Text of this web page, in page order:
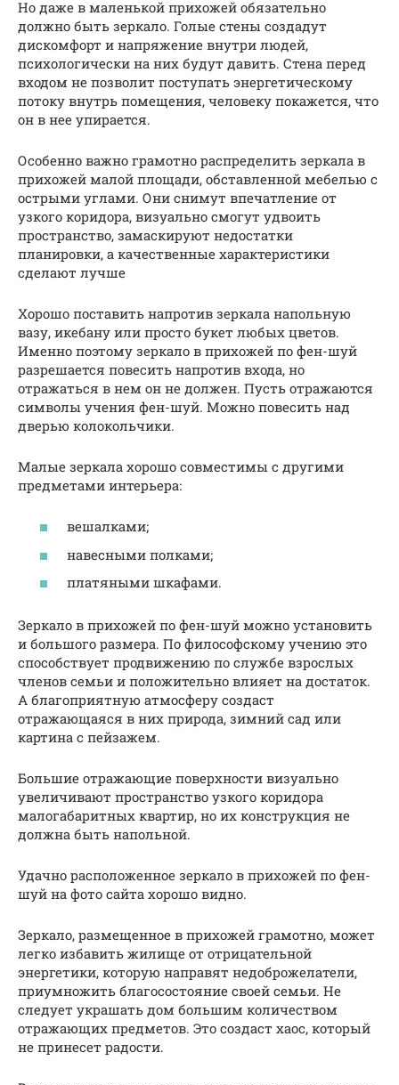
Но даже в маленькой прихожей обязательно
должно быть зеркало. Голые стены создадут
дискомфорт и напряжение внутри людей,
психологически на них будут давить. Стена перед
входом не позволит поступать энергетическому
потоку внутрь помещения, человеку покажется, что
он в нее упирается.
Особенно важно грамотно распределить зеркала в
прихожей малой площади, обставленной мебелью с
острыми углами. Они снимут впечатление от
узкого коридора, визуально смогут удвоить
пространство, замаскируют недостатки
планировки, а качественные характеристики
сделают лучше
Хорошо поставить напротив зеркала напольную
вазу, икебану или просто букет любых цветов.
Именно поэтому зеркало в прихожей по фен-шуй
разрешается повесить напротив входа, но
отражаться в нем он не должен. Пусть отражаются
символы учения фен-шуй. Можно повесить над
дверью колокольчики.
Малые зеркала хорошо совместимы с другими
предметами интерьера:
вешалками;
навесными полками;
платяными шкафами.
Зеркало в прихожей по фен-шуй можно установить
и большого размера. По философскому учению это
способствует продвижению по службе взрослых
членов семьи и положительно влияет на достаток.
А благоприятную атмосферу создаст
отражающаяся в них природа, зимний сад или
картина с пейзажем.
Большие отражающие поверхности визуально
увеличивают пространство узкого коридора
малогабаритных квартир, но их конструкция не
должна быть напольной.
Удачно расположенное зеркало в прихожей по фен-
шуй на фото сайта хорошо видно.
Зеркало, размещенное в прихожей грамотно, может
легко избавить жилище от отрицательной
энергетики, которую направят недоброжелатели,
приумножить благосостояние своей семьи. Не
следует украшать дом большим количеством
отражающих предметов. Это создаст хаос, который
не принесет радости.